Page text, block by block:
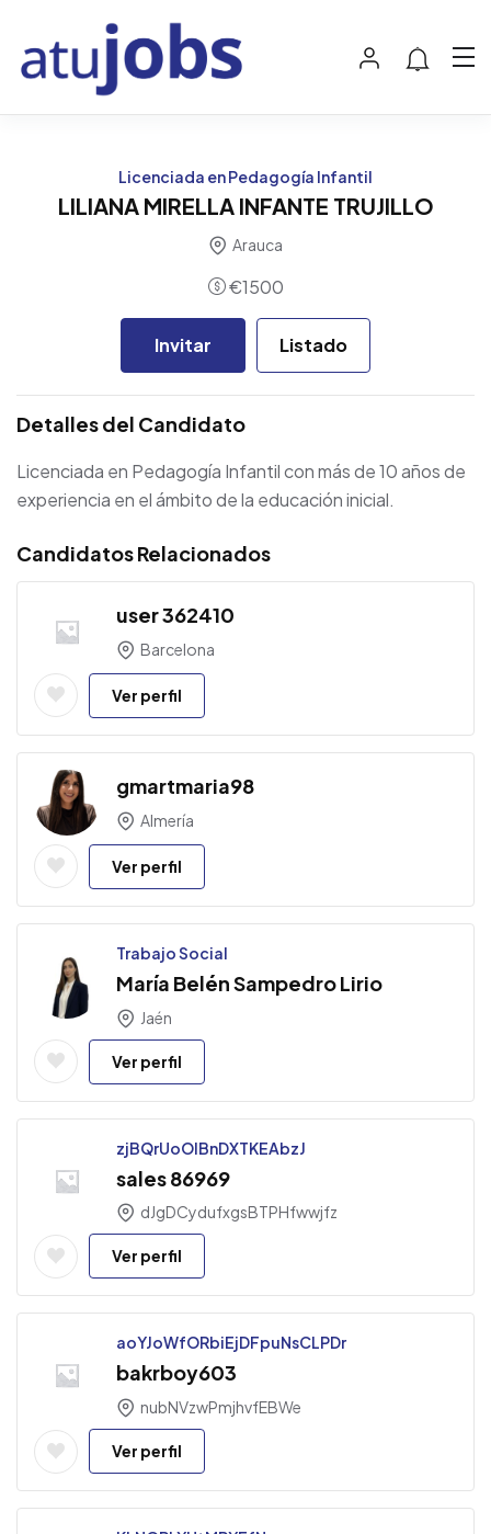
Licenciada en Pedagogía Infantil
LILIANA MIRELLA INFANTE TRUJILLO
Arauca
€1500
Invitar Listado
Detalles del Candidato
Licenciada en Pedagogía Infantil con más de 10 años de
experiencia en el ámbito de la educación inicial.
Candidatos Relacionados
user 362410
Barcelona
Ver perfil
gmartmaria98
Almería
Ver perfil
Trabajo Social
María Belén Sampedro Lirio
Jaén
Ver perfil
zjBQrUoOlBnDXTKEAbzJ
sales 86969
dJgDCydufxgsBTPHfwwjfz
Ver perfil
aoYJoWfORbiEjDFpuNsCLPDr
bakrboy603
nubNVzwPmjhvfEBWe
Ver perfil